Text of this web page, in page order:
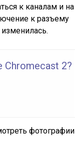
к каналам и на
к разъему
2?
фотографии